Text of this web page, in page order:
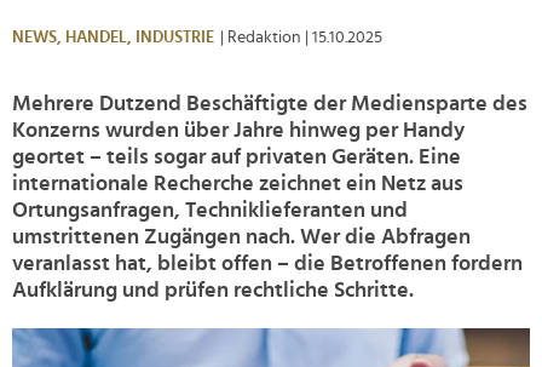
NEWS, HANDEL, INDUSTRIE | Redaktion | 15.10.2025
Mehrere Dutzend Beschäftigte der Mediensparte des
Konzerns wurden über Jahre hinweg per Handy
geortet – teils sogar auf privaten Geräten. Eine
internationale Recherche zeichnet ein Netz aus
Ortungsanfragen, Techniklieferanten und
umstrittenen Zugängen nach. Wer die Abfragen
veranlasst hat, bleibt offen – die Betroffenen fordern
Aufklärung und prüfen rechtliche Schritte.
>